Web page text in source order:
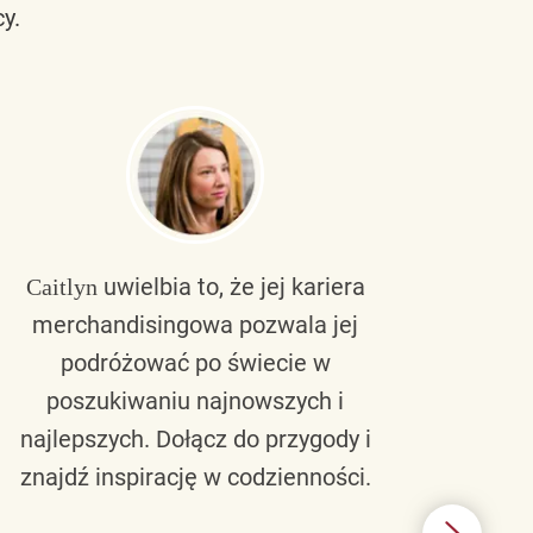
Caitlynuwielbia to, że jej kariera
merchandisingowa pozwala jej
podróżować po świecie w
poszukiwaniu najnowszych i
najlepszych. Dołącz do przygody i
znajdź inspirację w codzienności.